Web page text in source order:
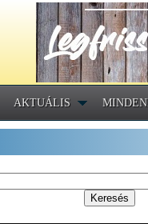
AKTUÁLIS